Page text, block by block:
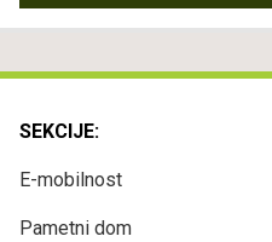
SEKCIJE:
E-mobilnost
Pametni dom